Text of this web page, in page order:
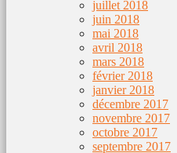
juillet 2018
juin 2018
mai 2018
avril 2018
mars 2018
février 2018
janvier 2018
décembre 2017
novembre 2017
octobre 2017
septembre 2017